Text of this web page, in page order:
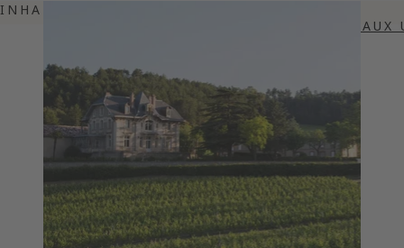
INHALTSVERZEICHNIS
SPANNENDE LIAISON VON BORDEAUX